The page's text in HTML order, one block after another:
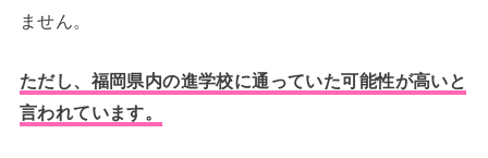
ません。
ただし、福岡県内の進学校に通っていた可能性が高いと
言われています。